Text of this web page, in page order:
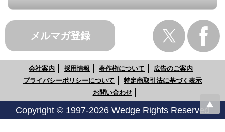
メルマガ登録
会社案内 採用情報 著作権について
広告のご案内
プライバシーポリシーについて
特定商取引法に基づく表示
お問い合わせ
Copyright © 1997-2026 Wedge Rights Reserved